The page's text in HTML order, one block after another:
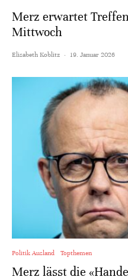
Merz erwartet
Mittwoch
Elisabeth Koblitz · 19. Januar 2026
Politik Ausland Topthemen
Merz lässt die